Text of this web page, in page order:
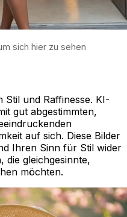
sich hier zu sehen
Stil und Raffinesse. KI-
gut abgestimmten,
auf sich. Diese Bilder
Ihren Sinn für Stil wider
die gleichgesinnte,
möchten.